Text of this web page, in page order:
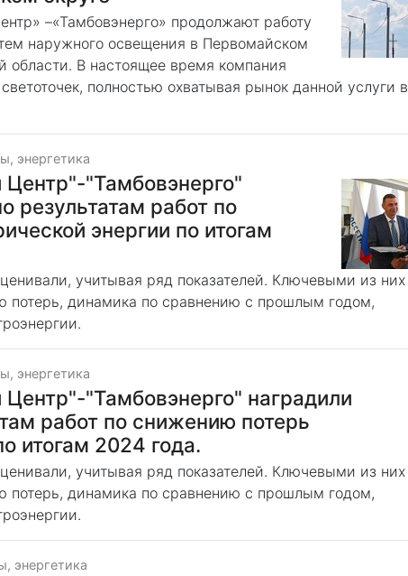
–«Тамбовэнерго» продолжают работу
наружного освещения в Первомайском
области. В настоящее время компания
полностью охватывая рынок данной услуги в
энергетика
"Тамбовэнерго"
результатам работ по
энергии по итогам
учитывая ряд показателей. Ключевыми из них
потерь, динамика по сравнению с прошлым годом,
энергетика
"Тамбовэнерго" наградили
работ по снижению потерь
итогам 2024 года.
учитывая ряд показателей. Ключевыми из них
потерь, динамика по сравнению с прошлым годом,
энергетика